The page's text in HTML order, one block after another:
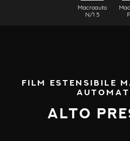
Macroauto
N/1 5
FILM ESTENSIBILE
ALTO